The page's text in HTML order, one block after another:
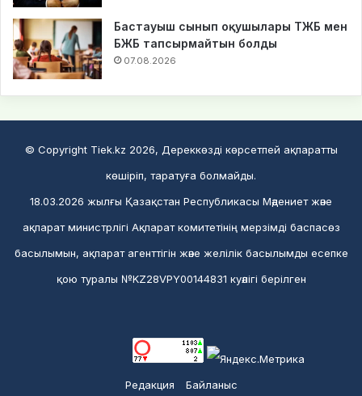
Бастауыш сынып оқушылары ТЖБ мен
БЖБ тапсырмайтын болды
07.08.2026
© Copyright Tiek.kz 2026, Дереккөзді көрсетпей ақпаратты
көшіріп, таратуға болмайды.
18.03.2026 жылғы Қазақстан Республикасы Мәдениет және
ақпарат министрлігі Ақпарат комитетінің мерзімді баспасөз
басылымын, ақпарат агенттігін және желілік басылымды есепке
қою туралы №KZ28VPY00144831 куәлігі берілген
Редакция Байланыс